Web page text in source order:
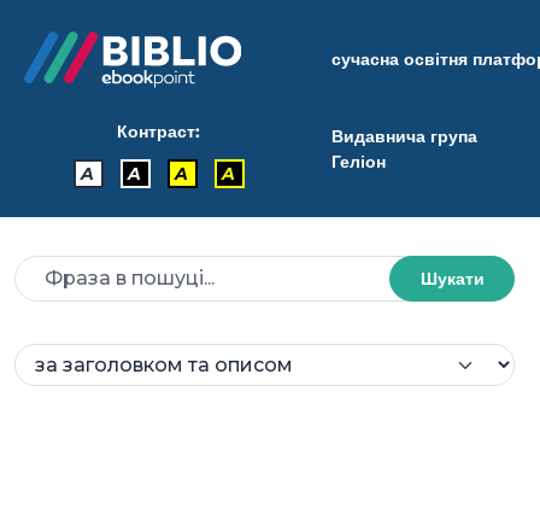
сучасна освітня
Контраст:
A
A A A
Видавнича група
Геліон
Шукати